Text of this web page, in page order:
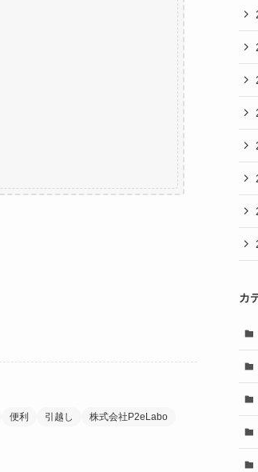
便利 引越し
株式会社P2eLabo
カ